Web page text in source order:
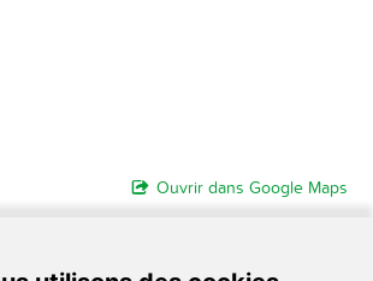
Ouvrir dans Google Maps